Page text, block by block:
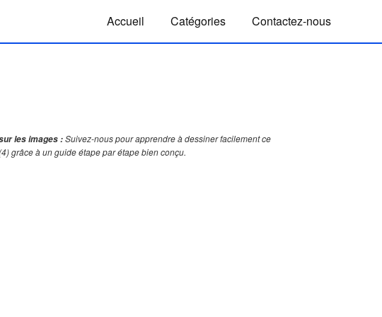
Accueil Catégories Contactez-nous
les images :Suivez-nous pour apprendre à dessiner facilement ce
grâce à un guide étape par étape bien conçu.